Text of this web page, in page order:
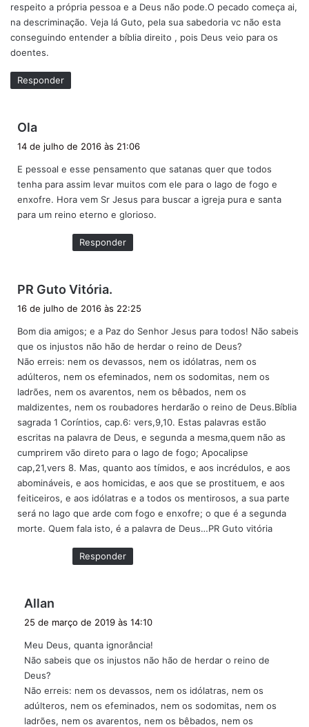
respeito a própria pessoa e a Deus não pode.O pecado começa ai,
na descriminação. Veja lá Guto, pela sua sabedoria vc não esta
conseguindo entender a bíblia direito , pois Deus veio para os
doentes.
Responder
Ola
s
e
:
14 de julho de 2016 às 21:06
E pessoal e esse pensamento que satanas quer que todos
tenha para assim levar muitos com ele para o lago de fogo e
enxofre. Hora vem Sr Jesus para buscar a igreja pura e santa
para um reino eterno e glorioso.
Responder
PR Guto Vitória.
s
e
:
16 de julho de 2016 às 22:25
Bom dia amigos; e a Paz do Senhor Jesus para todos! Não sabeis
que os injustos não hão de herdar o reino de Deus?
Não erreis: nem os devassos, nem os idólatras, nem os
adúlteros, nem os efeminados, nem os sodomitas, nem os
ladrões, nem os avarentos, nem os bêbados, nem os
maldizentes, nem os roubadores herdarão o reino de Deus.Bíblia
sagrada 1 Coríntios, cap.6: vers,9,10. Estas palavras estão
escritas na palavra de Deus, e segunda a mesma,quem não as
cumprirem vão direto para o lago de fogo; Apocalipse
cap,21,vers 8. Mas, quanto aos tímidos, e aos incrédulos, e aos
abomináveis, e aos homicidas, e aos que se prostituem, e aos
feiticeiros, e aos idólatras e a todos os mentirosos, a sua parte
será no lago que arde com fogo e enxofre; o que é a segunda
morte. Quem fala isto, é a palavra de Deus…PR Guto vitória
Responder
Allan
s
e
25 de março de 2019 às 14:10
Meu Deus, quanta ignorância!
Não sabeis que os injustos não hão de herdar o reino de
Deus?
Não erreis: nem os devassos, nem os idólatras, nem os
adúlteros, nem os efeminados, nem os sodomitas, nem os
ladrões, nem os avarentos, nem os bêbados, nem os